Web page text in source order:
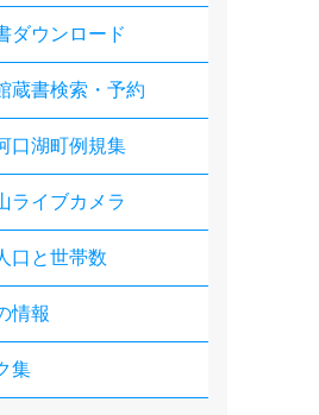
ダウンロード
蔵書検索・予約
口湖町例規集
ライブカメラ
口と世帯数
情報
集